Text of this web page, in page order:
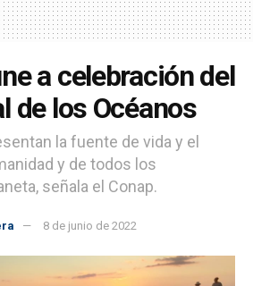
a celebración del
de los Océanos
la fuente de vida y el
y de todos los
señala el Conap.
8 de junio de 2022